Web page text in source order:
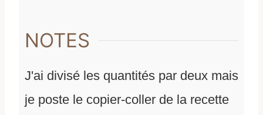
NOTES
J'ai divisé les quantités par deux mais
je poste le copier-coller de la recette